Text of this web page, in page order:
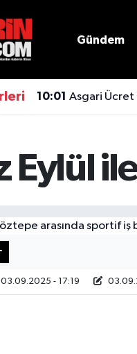
Gündem
10:01 Asgari Ücret
Eylül
03.09.2025 - 17:19